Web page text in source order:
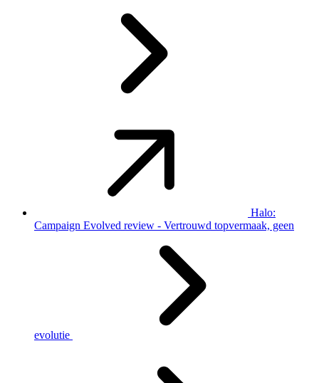
Halo:
Campaign Evolved review - Vertrouwd topvermaak, geen
evolutie